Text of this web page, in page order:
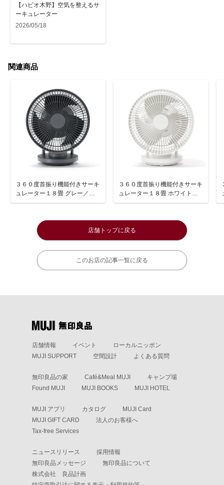
【ハピオ木野】空気を整えるサ
ーキュレーター
2026/05/18
関連商品
３６０度首振り機能付きサーキ
ュレーター１８畳 グレー／Ｍ
Ｊ－ＯＣＦＧ１８
３６０度首振り機能付きサーキ
ュレーター１８畳 ホワイト／
ＭＪ－ＯＣＦ１８
店舗トップに戻る
このお店の記事一覧に戻る
店舗情報 イベント
ローカルニッポン
MUJI SUPPORT
空間設計 よくある質問
無印良品の家 Café&Meal MUJI
キャンプ場
Found MUJI
MUJI BOOKS MUJI HOTEL
MUJI アプリ カタログ
MUJI Card
MUJI GIFT CARD
法人のお客様へ
Tax-free Services
ニュースリリース
採用情報
無印良品メッセージ
無印良品について
株式会社 良品計画